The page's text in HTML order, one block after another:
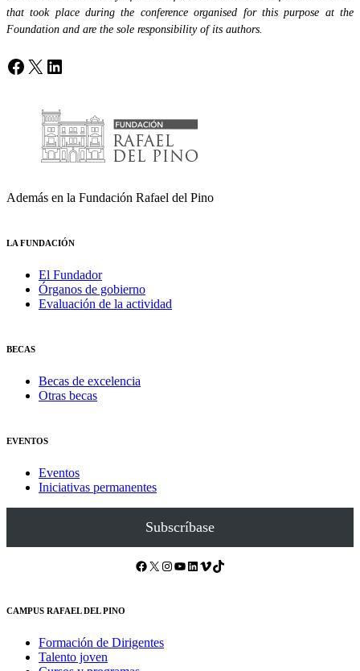
that took place during the conference organised for this purpose at the
Foundation and are the sole responsibility of its authors.
Facebook
X LinkedIn
Además en la Fundación Rafael del Pino
LA FUNDACIÓN
El Fundador
Órganos de gobierno
Evaluación de la actividad
BECAS
Becas de excelencia
Otras becas
EVENTOS
Eventos
Iniciativas permanentes
Subscríbase
Facebook X Instagram YouTube LinkedIn Vimeo TikTok
CAMPUS RAFAEL DEL PINO
Formación de Dirigentes
Talento joven